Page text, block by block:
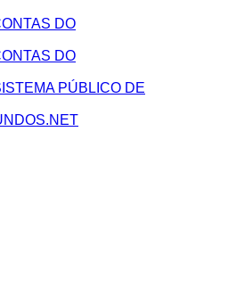
DO
DO
PÚBLICO DE